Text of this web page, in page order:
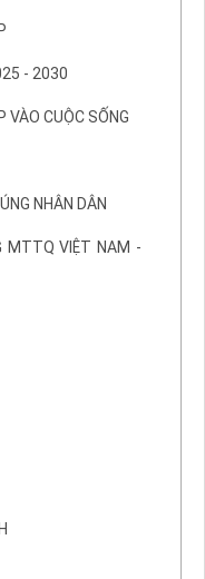
- 2030
VÀO CUỘC SỐNG
NHÂN DÂN
MTTQ VIỆT NAM -